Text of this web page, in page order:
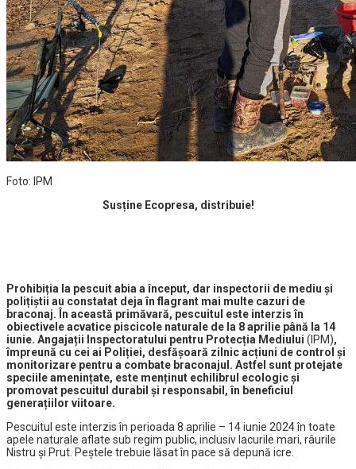
Foto: IPM
Susține Ecopresa, distribuie!
Prohibiția la pescuit abia a început, dar inspectorii de mediu și
polițiștii au constatat deja în flagrant mai multe cazuri de
braconaj. În această primăvară, pescuitul este interzis în
obiectivele acvatice piscicole naturale de la 8 aprilie până la 14
iunie. Angajații Inspectoratului pentru Protecția Mediului (IPM),
împreună cu cei ai Poliției, desfășoară zilnic acțiuni de control și
monitorizare pentru a combate braconajul. Astfel sunt protejate
speciile amenințate, este menținut echilibrul ecologic și
promovat pescuitul durabil și responsabil, în beneficiul
generațiilor viitoare.
Pescuitul este interzis în perioada 8 aprilie – 14 iunie 2024 în toate
apele naturale aflate sub regim public, inclusiv lacurile mari, râurile
Nistru și Prut. Peștele trebuie lăsat în pace să depună icre.